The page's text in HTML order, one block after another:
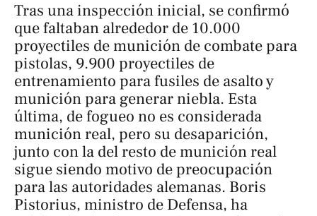
Tras una inspección inicial, se confirmó
que faltaban alrededor de 10.000
proyectiles de munición de combate para
pistolas, 9.900 proyectiles de
entrenamiento para fusiles de asalto y
munición para generar niebla. Esta
última, de fogueo no es considerada
munición real, pero su desaparición,
junto con la del resto de munición real
sigue siendo motivo de preocupación
para las autoridades alemanas. Boris
Pistorius, ministro de Defensa, ha